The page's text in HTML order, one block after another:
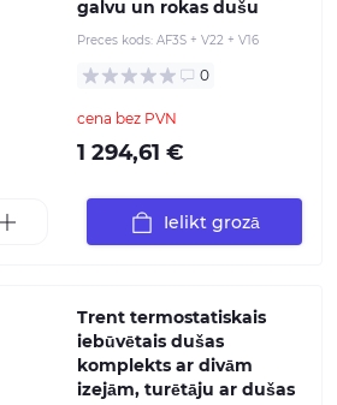
galvu un rokas dušu
Preces kods: AF3S + V22 + V16
0
cena bez PVN
1 294,61 €
Ielikt grozā
Trent termostatiskais
iebūvētais dušas
komplekts ar divām
izejām, turētāju ar dušas